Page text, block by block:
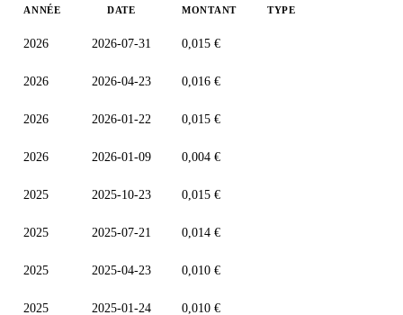
ANNÉE DATE MONTANT TYPE
2026 2026-07-31 0,015 €
2026 2026-04-23 0,016 €
2026 2026-01-22 0,015 €
2026 2026-01-09 0,004 €
2025 2025-10-23 0,015 €
2025 2025-07-21 0,014 €
2025 2025-04-23 0,010 €
2025 2025-01-24 0,010 €